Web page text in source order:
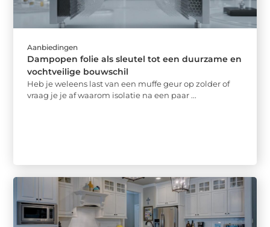
Aanbiedingen
Dampopen folie als sleutel tot een duurzame en
vochtveilige bouwschil
Heb je weleens last van een muffe geur op zolder of
vraag je je af waarom isolatie na een paar ...